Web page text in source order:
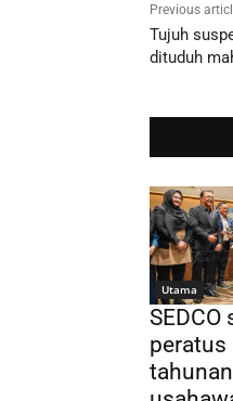
Previous
Tujuh
dituduh
Utama
SEDCO
peratus